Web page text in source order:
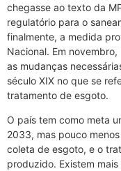
chegasse ao texto da
regulatório para o
finalmente, a medida
Nacional. Em
as mudanças
século XIX no que se
tratamento de esgoto.
O país tem como meta
2033, mas pouco
coleta de esgoto, e o
produzido. Existem